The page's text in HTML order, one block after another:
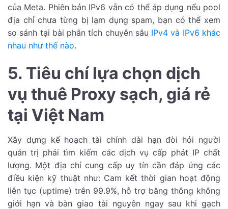
của Meta. Phiên bản IPv6 vẫn có thể áp dụng nếu pool
địa chỉ chưa từng bị lạm dụng spam, bạn có thể xem
so sánh tại bài phân tích chuyên sâu IPv4 và IPv6 khác
nhau như thế nào.
5. Tiêu chí lựa chọn dịch
vụ thuê Proxy sạch, giá rẻ
tại Việt Nam
Xây dựng kế hoạch tài chính dài hạn đòi hỏi người
quản trị phải tìm kiếm các dịch vụ cấp phát IP chất
lượng. Một địa chỉ cung cấp uy tín cần đáp ứng các
điều kiện kỹ thuật như: Cam kết thời gian hoạt động
liên tục (uptime) trên 99.9%, hỗ trợ băng thông không
giới hạn và bàn giao tài nguyên ngay sau khi gạch